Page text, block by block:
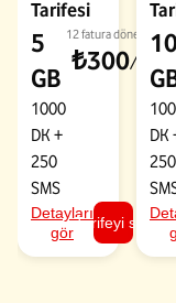
Tarifesi
5
GB
1000
DK +
250
SMS
₺300/ay
12 fatura dönemi
Detayları
gör
Tarifeyi seç
DK
250